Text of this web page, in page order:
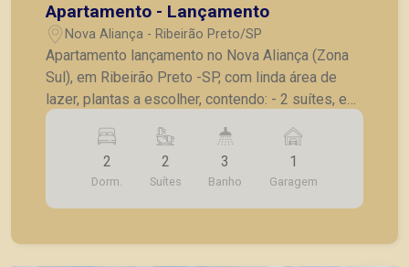
Apartamento - Lançamento
Nova Aliança - Ribeirão Preto/SP
Apartamento lançamento no Nova Aliança (Zona
Sul), em Ribeirão Preto -SP, com linda área de
lazer, plantas a escolher, contendo: - 2 suítes, e
lavabo ou 2 dormitórios, sendo 1 suíte com
lavabo; - Sala 02 ambientes; - Cozinha; -
Lavanderia; - Varanda; - Laje técnica; - 1 vaga de
garagem . - Fotos do decorado. * Entrega prevista
para Outubro de 2024. * Consultar valores
2
Dorm.
2
Suítes
3
Banho
1
Garagem